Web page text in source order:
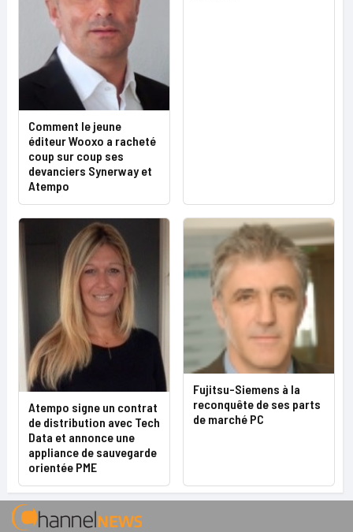
Comment le jeune
éditeur Wooxo a racheté
coup sur coup ses
devanciers Synerway et
Atempo
Atempo signe un contrat
de distribution avec Tech
Data et annonce une
appliance de sauvegarde
orientée PME
Fujitsu-Siemens à la
reconquête de ses parts
de marché PC